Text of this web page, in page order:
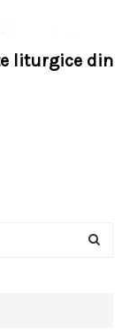
liturgice din